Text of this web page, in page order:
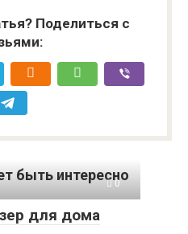
Поделиться с
быть интересно
0
для дома